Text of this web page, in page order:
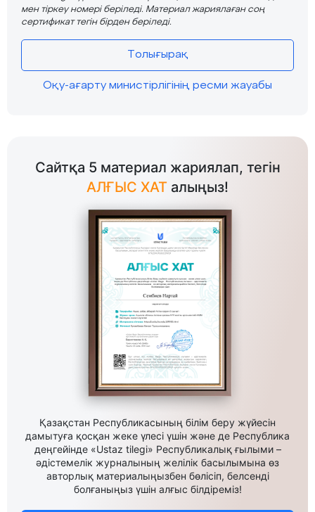
мен тіркеу номері беріледі. Материал жариялаған соң
сертификат тегін бірден беріледі.
Толығырақ
Оқу-ағарту министірлігінің ресми жауабы
Сайтқа 5 материал жариялап, тегін
АЛҒЫС ХАТ алыңыз!
Қазақстан Республикасының білім беру жүйесін
дамытуға қосқан жеке үлесі үшін және де Республика
деңгейінде «Ustaz tilegi» Республикалық ғылыми –
әдістемелік журналының желілік басылымына өз
авторлық материалыңызбен бөлісіп, белсенді
болғаныңыз үшін алғыс білдіреміз!